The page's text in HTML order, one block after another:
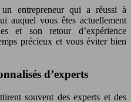
entrepreneur qui a réussi à
auquel vous êtes actuellement
et son retour d’expérience
précieux et vous éviter bien
d’experts
souvent des experts et des